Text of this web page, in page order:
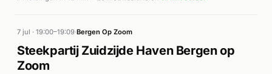
niet nader bekend, maar de inzet van de traumahelikopter
duidt op ernstige verwondingen. De hulpdiensten waren
gericht ingezet voor medische assistentie ter plaatse.
7 jul · 19:00–19:09·Bergen Op Zoom
Steekpartij Zuidzijde Haven Bergen op
Zoom